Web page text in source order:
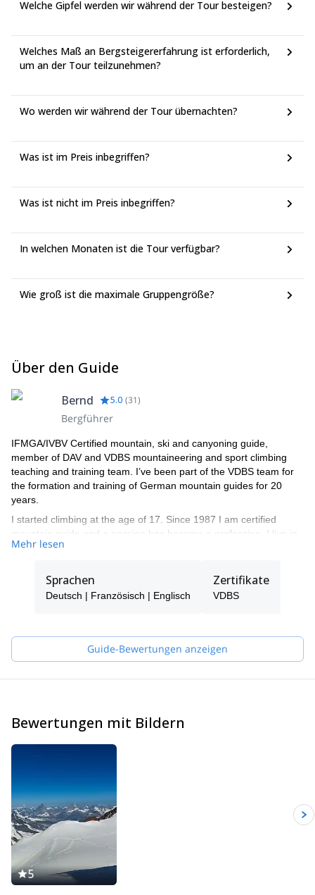
Welche Gipfel werden wir während der Tour besteigen?
Welches Maß an Bergsteigererfahrung ist erforderlich,
um an der Tour teilzunehmen?
Wo werden wir während der Tour übernachten?
Was ist im Preis inbegriffen?
Was ist nicht im Preis inbegriffen?
In welchen Monaten ist die Tour verfügbar?
Wie groß ist die maximale Gruppengröße?
Über den Guide
Bernd 5.0 (31)
Bergführer
IFMGA/IVBV Certified mountain, ski and canyoning guide,
member of DAV and VDBS mountaineering and sport climbing
teaching and training team. I’ve been part of the VDBS team for
the formation and training of German mountain guides for 20
years.
I started climbing at the age of 17. Since 1987 I am certified
mountain guide and a passion has become a profession. I live in
Scharnitz / Tyrol and I am leader of the moutaineering school
Ice climbing in norway, skitouring in morocco, rock climbing in
cuba or high mountains in the himalaya - I like it to explore new
areas around the world. I led a DAV training expedition for
karakorum mountains and the himalayas.
and Wetterstein mountains as well as in the mountains and
Mehr lesen
Sprachen
Deutsch | Französisch | Englisch
Zertifikate
VDBS
Guide-Bewertungen anzeigen
Bewertungen mit Bildern
5